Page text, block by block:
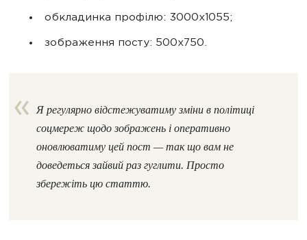
обкладинка профілю: 3000x1055;
зображення посту: 500x750.
Я регулярно відстежуватиму зміни в політиці
соцмереж щодо зображень і оперативно
оновлюватиму цей пост — так що вам не
доведеться зайвий раз гуглити. Просто
збережіть цю статтю.